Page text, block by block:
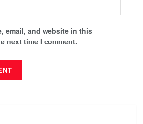
email, and website in this
next time I comment.